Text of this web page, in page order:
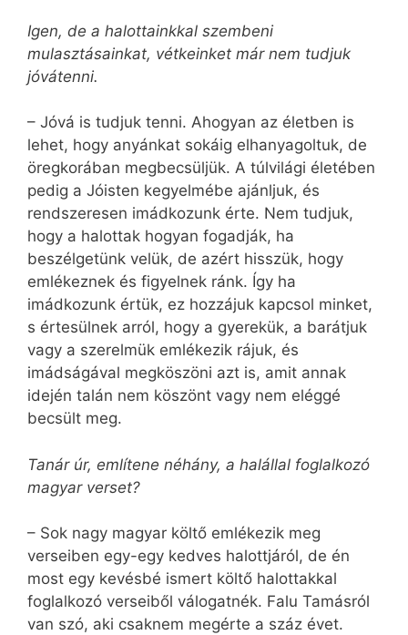
Igen, de a halottainkkal szembeni
mulasztásainkat, vétkeinket már nem tudjuk
jóvátenni.
– Jóvá is tudjuk tenni. Ahogyan az életben is
lehet, hogy anyánkat sokáig elhanyagoltuk, de
öregkorában megbecsüljük. A túlvilági életében
pedig a Jóisten kegyelmébe ajánljuk, és
rendszeresen imádkozunk érte. Nem tudjuk,
hogy a halottak hogyan fogadják, ha
beszélgetünk velük, de azért hisszük, hogy
emlékeznek és figyelnek ránk. Így ha
imádkozunk értük, ez hozzájuk kapcsol minket,
s értesülnek arról, hogy a gyerekük, a barátjuk
vagy a szerelmük emlékezik rájuk, és
imádságával megköszöni azt is, amit annak
idején talán nem köszönt vagy nem eléggé
becsült meg.
Tanár úr, említene néhány, a halállal foglalkozó
magyar verset?
– Sok nagy magyar költő emlékezik meg
verseiben egy-egy kedves halottjáról, de én
most egy kevésbé ismert költő halottakkal
foglalkozó verseiből válogatnék. Falu Tamásról
van szó, aki csaknem megérte a száz évet.